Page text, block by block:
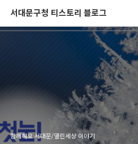
서대문구청 티스토리 블로그
함께해요 서대문/열린세상 이야기